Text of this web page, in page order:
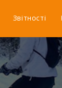
Звітності